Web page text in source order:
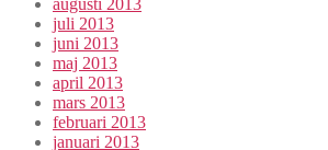
augusti 2013
juli 2013
juni 2013
maj 2013
april 2013
mars 2013
februari 2013
januari 2013